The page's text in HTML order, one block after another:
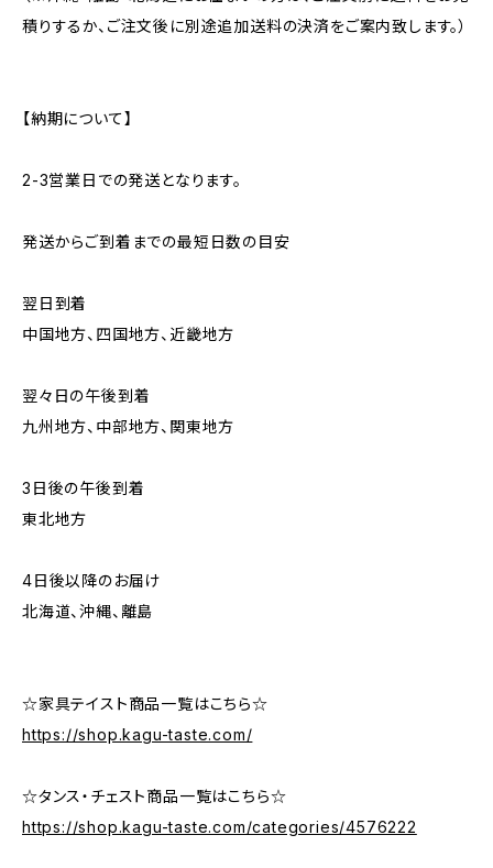
積りするか、ご注文後に別途追加送料の決済をご案内致します。）
【納期について】
2-3営業日での発送となります。
発送からご到着までの最短日数の目安
翌日到着
中国地方、四国地方、近畿地方
翌々日の午後到着
九州地方、中部地方、関東地方
3日後の午後到着
東北地方
4日後以降のお届け
北海道、沖縄、離島
☆家具テイスト商品一覧はこちら☆
https://shop.kagu-taste.com/
☆タンス・チェスト商品一覧はこちら☆
https://shop.kagu-taste.com/categories/4576222